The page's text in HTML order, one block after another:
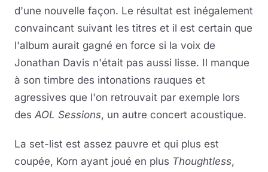
d'une nouvelle façon. Le résultat est inégalement
convaincant suivant les titres et il est certain que
l'album aurait gagné en force si la voix de
Jonathan Davis n'était pas aussi lisse. Il manque
à son timbre des intonations rauques et
agressives que l'on retrouvait par exemple lors
des AOL Sessions, un autre concert acoustique.
La set-list est assez pauvre et qui plus est
coupée, Korn ayant joué en plus Thoughtless,